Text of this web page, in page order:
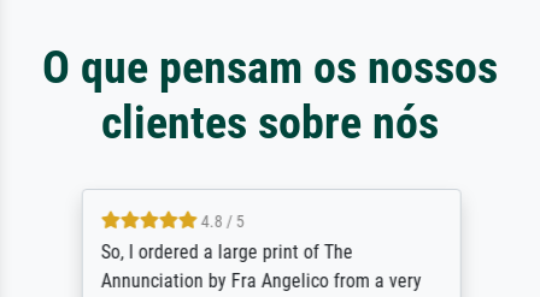
O que pensam os nossos
clientes sobre nós
4.8 / 5
So, I ordered a large print of The
Annunciation by Fra Angelico from a very